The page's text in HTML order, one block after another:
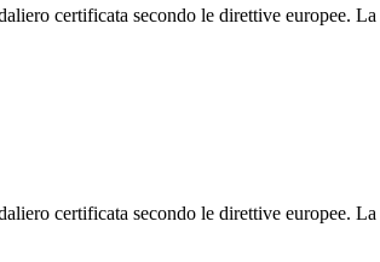
certificata secondo le direttive europee.
certificata secondo le direttive europee.